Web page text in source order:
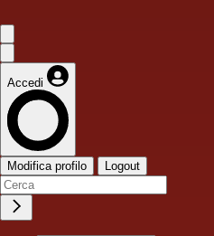
Accedi
Modifica profilo Logout